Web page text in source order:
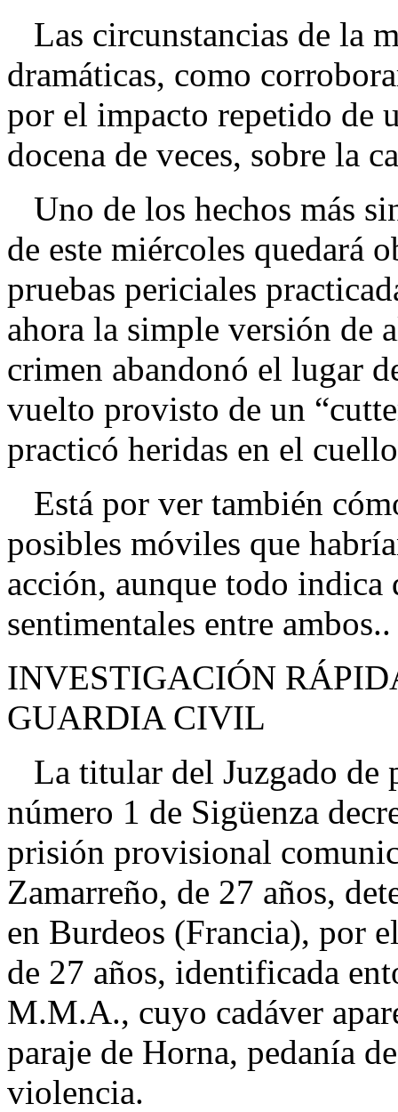
Las circunstancias de la
dramáticas, como
por el impacto repetido de
docena de veces, sobre la
Uno de los hechos más
de este miércoles quedará
pruebas periciales
ahora la simple versión de
crimen abandonó el lugar
vuelto provisto de un
practicó heridas en el
Está por ver también
posibles móviles que
acción, aunque todo indica
sentimentales entre
INVESTIGACIÓN
GUARDIA CIVIL
La titular del Juzgado de
número 1 de Sigüenza
prisión provisional
Zamarreño, de 27 años,
en Burdeos (Francia), por
de 27 años, identificada
M.M.A., cuyo cadáver
paraje de Horna, pedanía
violencia.